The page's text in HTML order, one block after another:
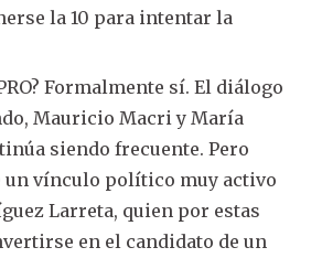
la 10 para intentar la
Formalmente sí. El diálogo
Mauricio Macri y María
siendo frecuente. Pero
un vínculo político muy activo
Larreta, quien por estas
en el candidato de un